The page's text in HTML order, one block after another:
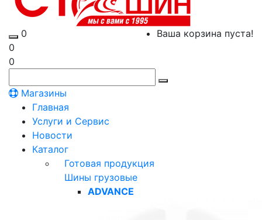
0
Ваша корзина пуста!
0
0
Магазины
Главная
Услуги и Сервис
Новости
Каталог
Готовая продукция
Шины грузовые
ADVANCE